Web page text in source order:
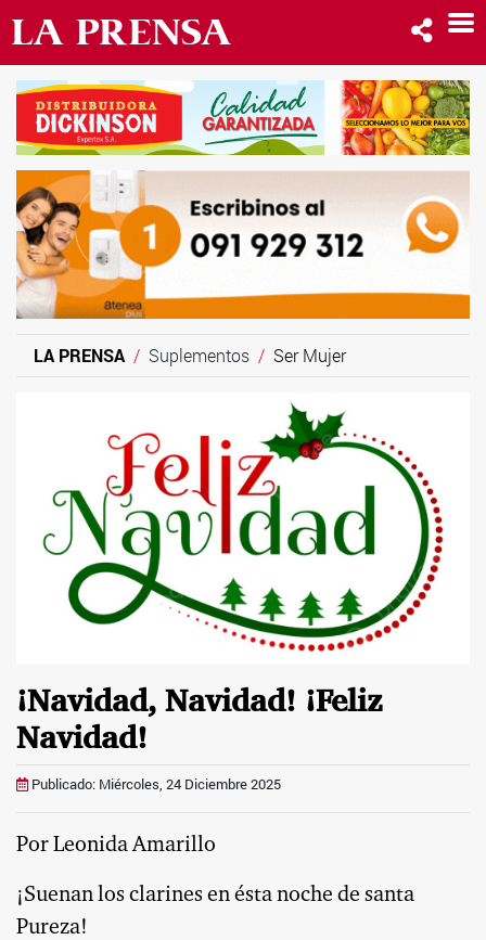
LA PRENSA Suplementos Ser Mujer
¡Navidad, Navidad! ¡Feliz
Navidad!
Publicado: Miércoles, 24 Diciembre 2025
Por Leonida Amarillo
¡Suenan los clarines en ésta noche de santa
Pureza!